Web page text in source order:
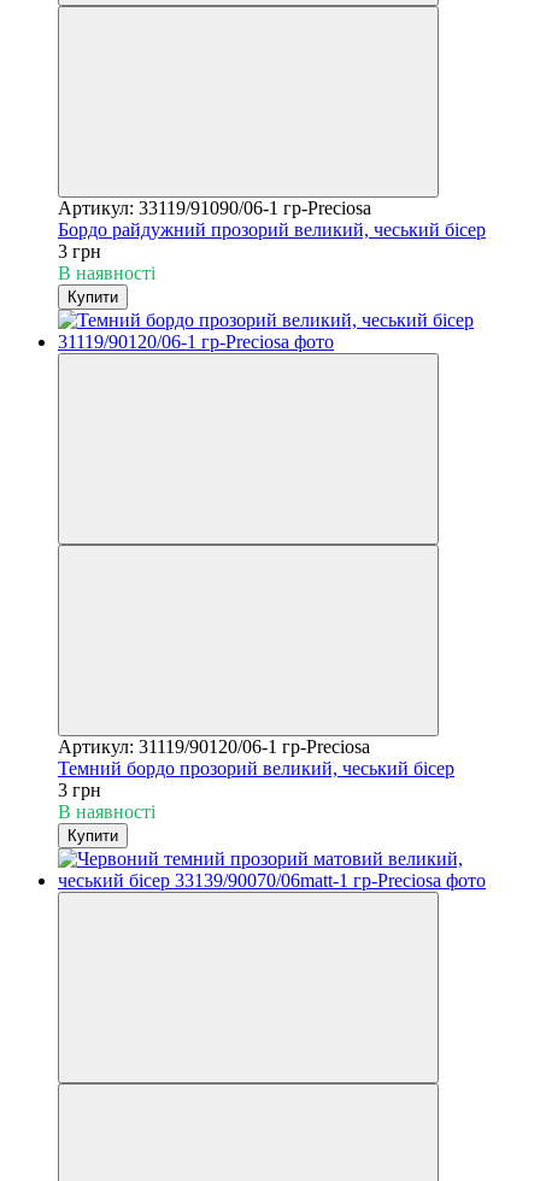
Артикул: 33119/91090/06-1 гр-Preciosa
Бордо райдужний прозорий великий, чеський бісер
3 грн
В наявності
Купити
Артикул: 31119/90120/06-1 гр-Preciosa
Темний бордо прозорий великий, чеський бісер
3 грн
В наявності
Купити